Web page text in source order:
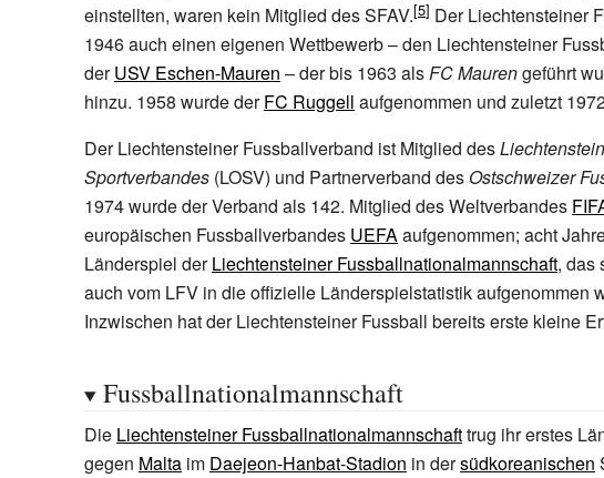
einstellten, waren kein Mitglied des SFAV.
Der Liechtensteiner
1946 auch einen eigenen Wettbewerb – den Liechtensteiner
derUSV Eschen-Mauren – der bis 1963 alsFC Maurengeführt
hinzu. 1958 wurde derFC Ruggell aufgenommen und zuletzt
Der Liechtensteiner Fussballverband ist Mitglied des
Sportverbandes (LOSV) und Partnerverband des Ostschweizer
1974 wurde der Verband als 142. Mitglied des Weltverbandes
europäischen Fussballverbandes UEFAaufgenommen; acht
Länderspiel derLiechtensteiner Fussballnationalmannschaft, das
auch vom LFV in die offizielle Länderspielstatistik aufgenommen
Inzwischen hat der Liechtensteiner Fussball bereits erste kleine
Fussballnationalmannschaft
Die Liechtensteiner Fussballnationalmannschafttrug ihr erstes
gegen Malta im Daejeon-Hanbat-Stadion in dersüdkoreanischen